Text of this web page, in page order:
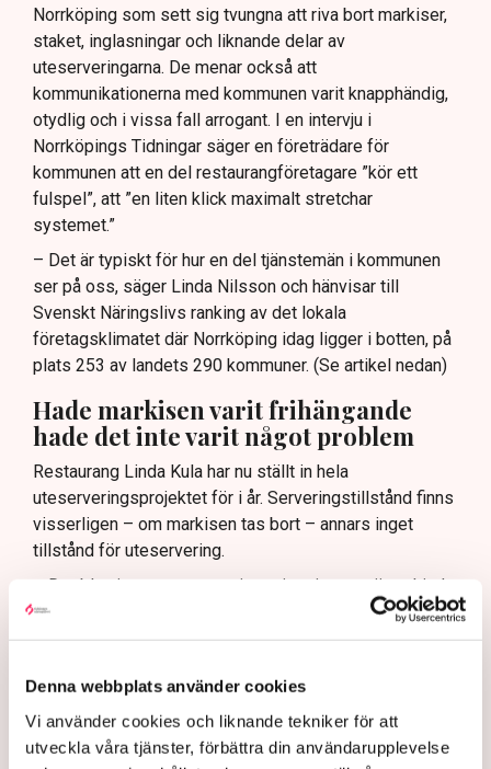
Denna webbplats använder cookies
Vi använder cookies och liknande tekniker för att
utveckla våra tjänster, förbättra din användarupplevelse
Norrköping som sett sig tvungna att riva bort markiser,
staket, inglasningar och liknande delar av
uteserveringarna. De menar också att
kommunikationerna med kommunen varit knapphändig,
otydlig och i vissa fall arrogant. I en intervju i
Norrköpings Tidningar säger en företrädare för
kommunen att en del restaurangföretagare ”kör ett
fulspel”, att ”en liten klick maximalt stretchar
systemet.”
– Det är typiskt för hur en del tjänstemän i kommunen
ser på oss, säger Linda Nilsson och hänvisar till
Svenskt Näringslivs ranking av det lokala
företagsklimatet där Norrköping idag ligger i botten, på
plats 253 av landets 290 kommuner. (Se artikel nedan)
Hade markisen varit frihängande
hade det inte varit något problem
Restaurang Linda Kula har nu ställt in hela
uteserveringsprojektet för i år. Serveringstillstånd finns
visserligen – om markisen tas bort – annars inget
tillstånd för uteservering.
– Det blev ju rena utpressningssituationen, säger Linda
Nilsson.
Egentligen är det inte själva markisen som är det stora
utfälld vilar på den kommunala marken. Om markisen
hade klarat sig utan stödben, varit frihängande, då hade
det inte varit något bekymmer med tillstånden.